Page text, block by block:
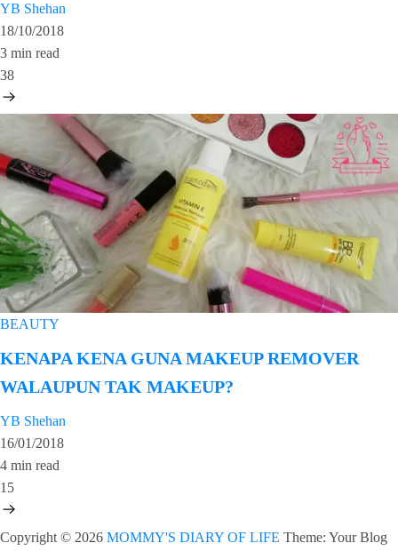
YB Shehan
18/10/2018
3 min read
38
BEAUTY
KENAPA KENA GUNA MAKEUP REMOVER
WALAUPUN TAK MAKEUP?
YB Shehan
16/01/2018
4 min read
15
Copyright © 2026 MOMMY'S DIARY OF LIFE Theme: Your Blog